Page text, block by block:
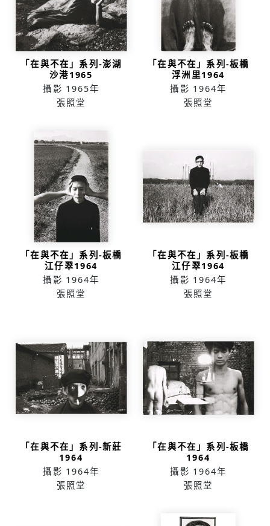
「在與不在」系列-澎湖
沙港1965
攝影 1965年
張照堂
「在與不在」系列-板橋
浮洲里1964
攝影 1964年
張照堂
「在與不在」系列-板橋
江仔翠1964
攝影 1964年
張照堂
「在與不在」系列-板橋
江仔翠1964
攝影 1964年
張照堂
「在與不在」系列-新莊
1964
攝影 1964年
張照堂
「在與不在」系列-板橋
1964
攝影 1964年
張照堂